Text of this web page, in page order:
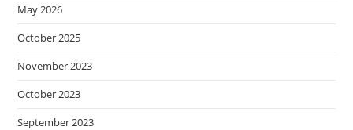
May 2026
October 2025
November 2023
October 2023
September 2023